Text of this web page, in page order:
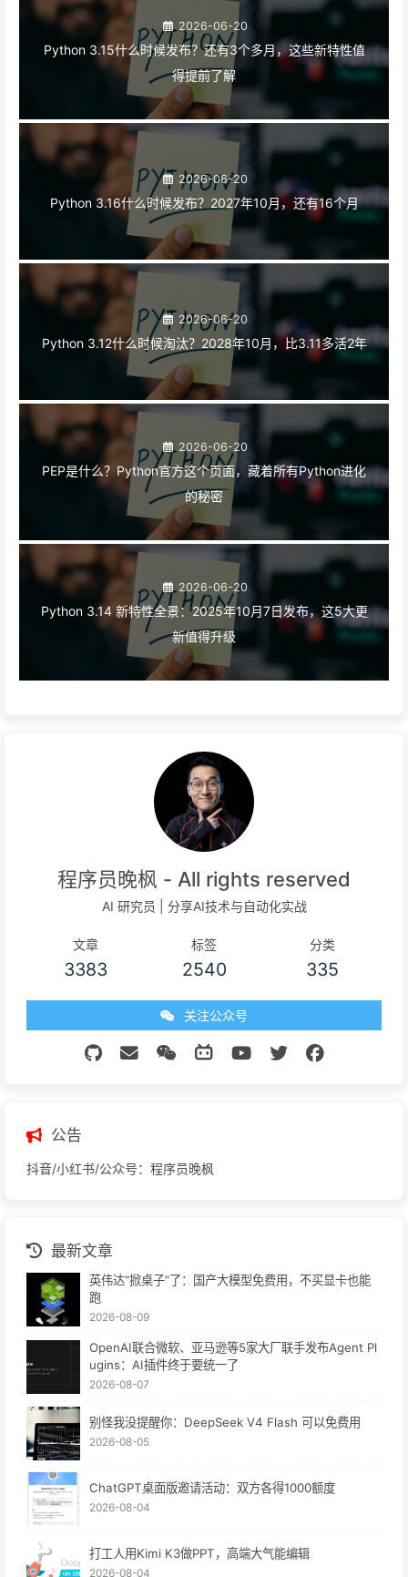
2026-06-20
Python 3.15什么时候发布？还有3个多月，这些新特性值
得提前了解
2026-06-20
Python 3.16什么时候发布？2027年10月，还有16个月
2026-06-20
Python 3.12什么时候淘汰？2028年10月，比3.11多活2年
2026-06-20
PEP是什么？Python官方这个页面，藏着所有Python进化
的秘密
2026-06-20
Python 3.14 新特性全景：2025年10月7日发布，这5大更
新值得升级
程序员晚枫 - All rights reserved
AI 研究员 | 分享AI技术与自动化实战
文章
3383
标签
2540
分类
335
关注公众号
公告
抖音/小红书/公众号：程序员晚枫
最新文章
英伟达“掀桌子”了：国产大模型免费用，不买显卡也能
跑
2026-08-09
OpenAI联合微软、亚马逊等5家大厂联手发布Agent Pl
ugins：AI插件终于要统一了
2026-08-07
别怪我没提醒你：DeepSeek V4 Flash 可以免费用
2026-08-05
ChatGPT桌面版邀请活动：双方各得1000额度
2026-08-04
打工人用Kimi K3做PPT，高端大气能编辑
2026-08-04